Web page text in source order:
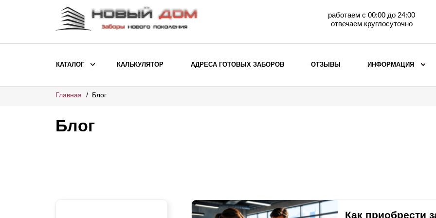
работаем с 00:00 до 24:00
отвечаем круглосуточно
КАТАЛОГ
ВЫБОР ПО МОДЕЛИ
Заборы и ограждения для детских
КАЛЬКУЛЯТОР АДРЕСА ГОТОВЫХ ЗАБОРОВ ОТЗЫВЫ ИНФОРМАЦИЯ
Главная Блог
Блог
Как приобрести